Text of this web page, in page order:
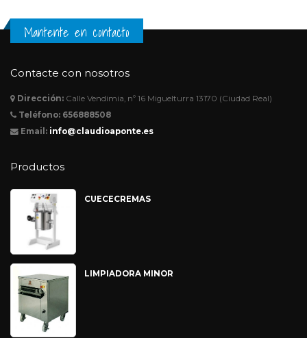
Mantente en contacto
Contacte con nosotros
Dirección: Calle Vendimia, nº 16 Miguelturra 13170 (Ciudad Real)
Teléfono: 656888508
Email: info@claudioaponte.es
Productos
CUECECREMAS
LIMPIADORA MINOR